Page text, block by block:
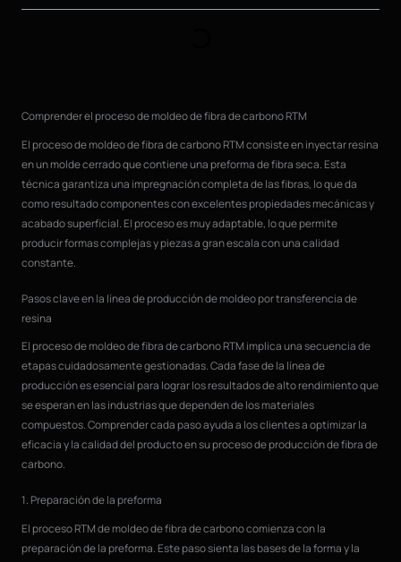
Comprender el proceso de moldeo de fibra de carbono RTM
El proceso de moldeo de fibra de carbono RTM consiste en inyectar resina
en un molde cerrado que contiene una preforma de fibra seca. Esta
técnica garantiza una impregnación completa de las fibras, lo que da
como resultado componentes con excelentes propiedades mecánicas y
acabado superficial. El proceso es muy adaptable, lo que permite
producir formas complejas y piezas a gran escala con una calidad
constante.
Pasos clave en la línea de producción de moldeo por transferencia de
resina
El proceso de moldeo de fibra de carbono RTM implica una secuencia de
etapas cuidadosamente gestionadas. Cada fase de la línea de
producción es esencial para lograr los resultados de alto rendimiento que
se esperan en las industrias que dependen de los materiales
compuestos. Comprender cada paso ayuda a los clientes a optimizar la
eficacia y la calidad del producto en su proceso de producción de fibra de
carbono.
1. Preparación de la preforma
El proceso RTM de moldeo de fibra de carbono comienza con la
preparación de la preforma. Este paso sienta las bases de la forma y la